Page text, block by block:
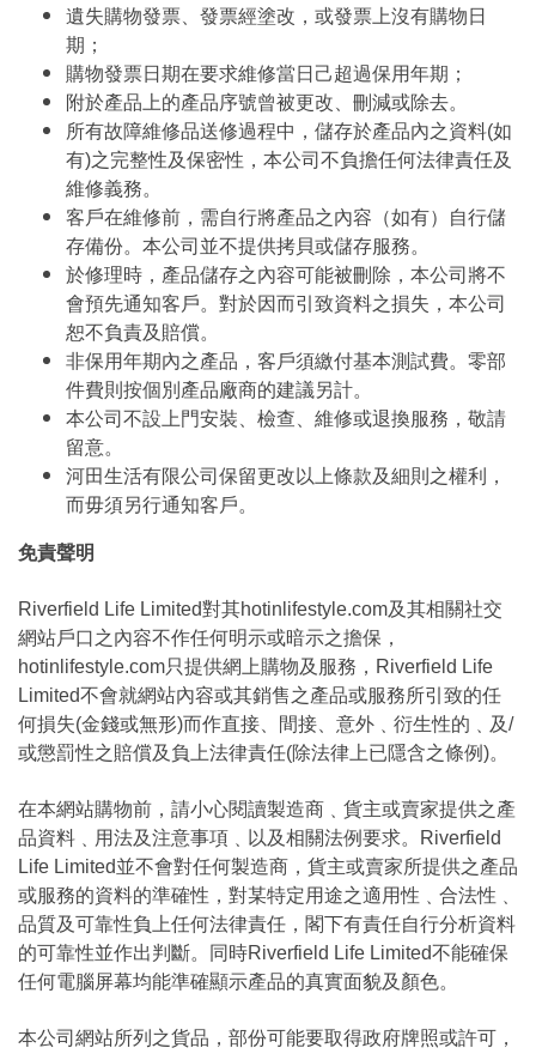
遺失購物發票、發票經塗改，或發票上沒有購物日
期；
購物發票日期在要求維修當日己超過保用年期；
附於產品上的產品序號曾被更改、刪減或除去。
所有故障維修品送修過程中，儲存於產品內之資料(如
有)之完整性及保密性，本公司不負擔任何法律責任及
維修義務。
客戶在維修前，需自行將產品之內容（如有）自行儲
存備份。本公司並不提供拷貝或儲存服務。
於修理時，產品儲存之內容可能被刪除，本公司將不
會預先通知客戶。對於因而引致資料之損失，本公司
恕不負責及賠償。
非保用年期內之產品，客戶須繳付基本測試費。零部
件費則按個別產品廠商的建議另計。
本公司不設上門安裝、檢查、維修或退換服務，敬請
留意。
河田生活有限公司保留更改以上條款及細則之權利，
而毋須另行通知客戶。
免責聲明
Riverfield Life Limited對其hotinlifestyle.com及其相關社交
網站戶口之內容不作任何明示或暗示之擔保，
hotinlifestyle.com只提供網上購物及服務，Riverfield Life
Limited不會就網站內容或其銷售之產品或服務所引致的任
何損失(金錢或無形)而作直接、間接、意外﹑衍生性的﹑及/
或懲罰性之賠償及負上法律責任(除法律上已隱含之條例)。
在本網站購物前，請小心閱讀製造商﹑貨主或賣家提供之產
品資料﹑用法及注意事項﹑以及相關法例要求。Riverfield
Life Limited並不會對任何製造商，貨主或賣家所提供之產品
或服務的資料的準確性，對某特定用途之適用性﹑合法性﹑
品質及可靠性負上任何法律責任，閣下有責任自行分析資料
的可靠性並作出判斷。同時Riverfield Life Limited不能確保
任何電腦屏幕均能準確顯示產品的真實面貌及顏色。
本公司網站所列之貨品，部份可能要取得政府牌照或許可，